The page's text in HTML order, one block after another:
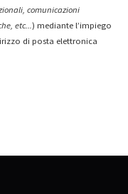
comunicazioni
etc...) mediante l’impiego
di posta elettronica